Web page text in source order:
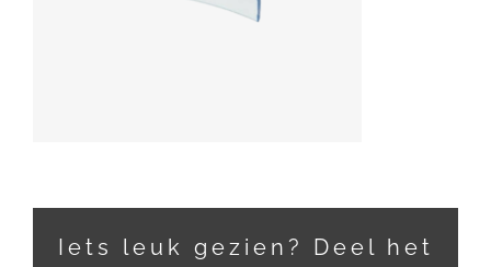
Iets leuk gezien? Deel het